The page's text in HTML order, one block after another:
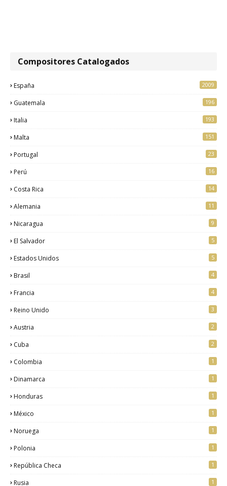
Compositores Catalogados
España 2009
Guatemala 196
Italia 193
Malta 151
Portugal 23
Perú 16
Costa Rica 14
Alemania 11
Nicaragua 9
El Salvador 5
Estados Unidos 5
Brasil 4
Francia 4
Reino Unido 3
Austria 2
Cuba 2
Colombia 1
Dinamarca 1
Honduras 1
México 1
Noruega 1
Polonia 1
República Checa 1
Rusia 1